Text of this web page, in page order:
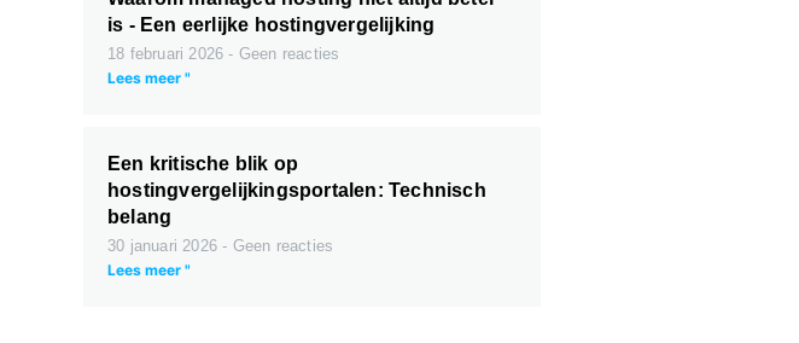
is - Een eerlijke hostingvergelijking
18 februari 2026 Geen reacties
Lees meer "
Een kritische blik op
hostingvergelijkingsportalen: Technisch
belang
30 januari 2026 Geen reacties
Lees meer "